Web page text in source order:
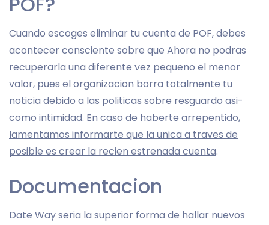
Cuando escoges eliminar tu cuenta de POF, debes
acontecer consciente sobre que Ahora no podras
recuperarla una diferente vez pequeno el menor
valor, pues el organizacion borra totalmente tu
noticia debido a las politicas sobre resguardo asi­
como intimidad. En caso de haberte arrepentido,
lamentamos informarte que la unica a traves de
posible es crear la recien estrenada cuenta.
Documentacion
Date Way seri­a la superior forma de hallar nuevos